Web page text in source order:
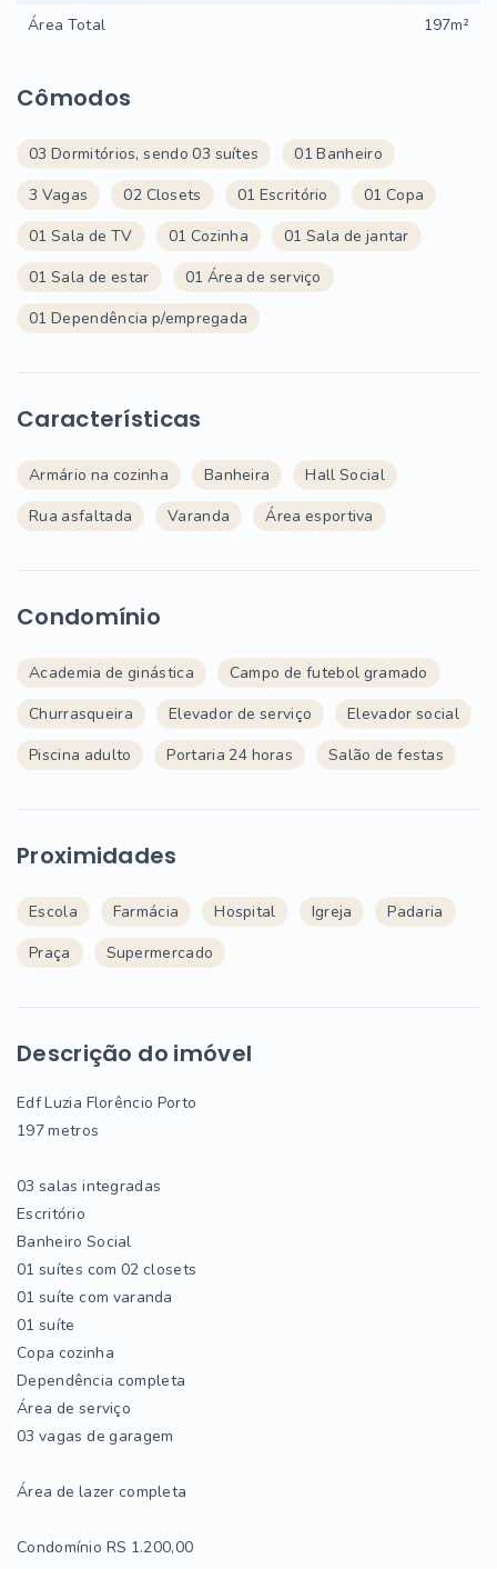
Cômodos
03 Dormitórios, sendo 03 suítes
01 Banheiro
3 Vagas
02 Closets 01 Escritório
01 Copa
01 Sala de TV
01 Cozinha
01 Sala de jantar
01 Sala de estar
01 Área de serviço
01 Dependência p/empregada
Características
Armário na cozinha Banheira
Hall Social
Rua asfaltada
Varanda Área esportiva
Condomínio
Academia de ginástica
Campo de futebol gramado
Churrasqueira
Elevador de serviço
Elevador social
Piscina adulto
Portaria 24 horas Salão de festas
Proximidades
Escola Farmácia Hospital Igreja
Padaria
Praça
Supermercado
Descrição do imóvel
Edf Luzia Florêncio Porto
197 metros
03 salas integradas
Escritório
Banheiro Social
01 suítes com 02 closets
01 suíte com varanda
01 suíte
Copa cozinha
Dependência completa
Área de serviço
03 vagas de garagem
Área de lazer completa
Condomínio RS 1.200,00
Área Total
197m²